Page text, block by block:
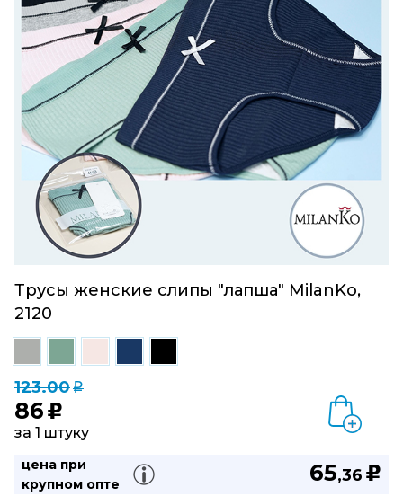
Трусы женские слипы "лапша" MilanKo,
2120
123.00q
86 u
за 1 штуку
цена при
крупном опте
65,36 u